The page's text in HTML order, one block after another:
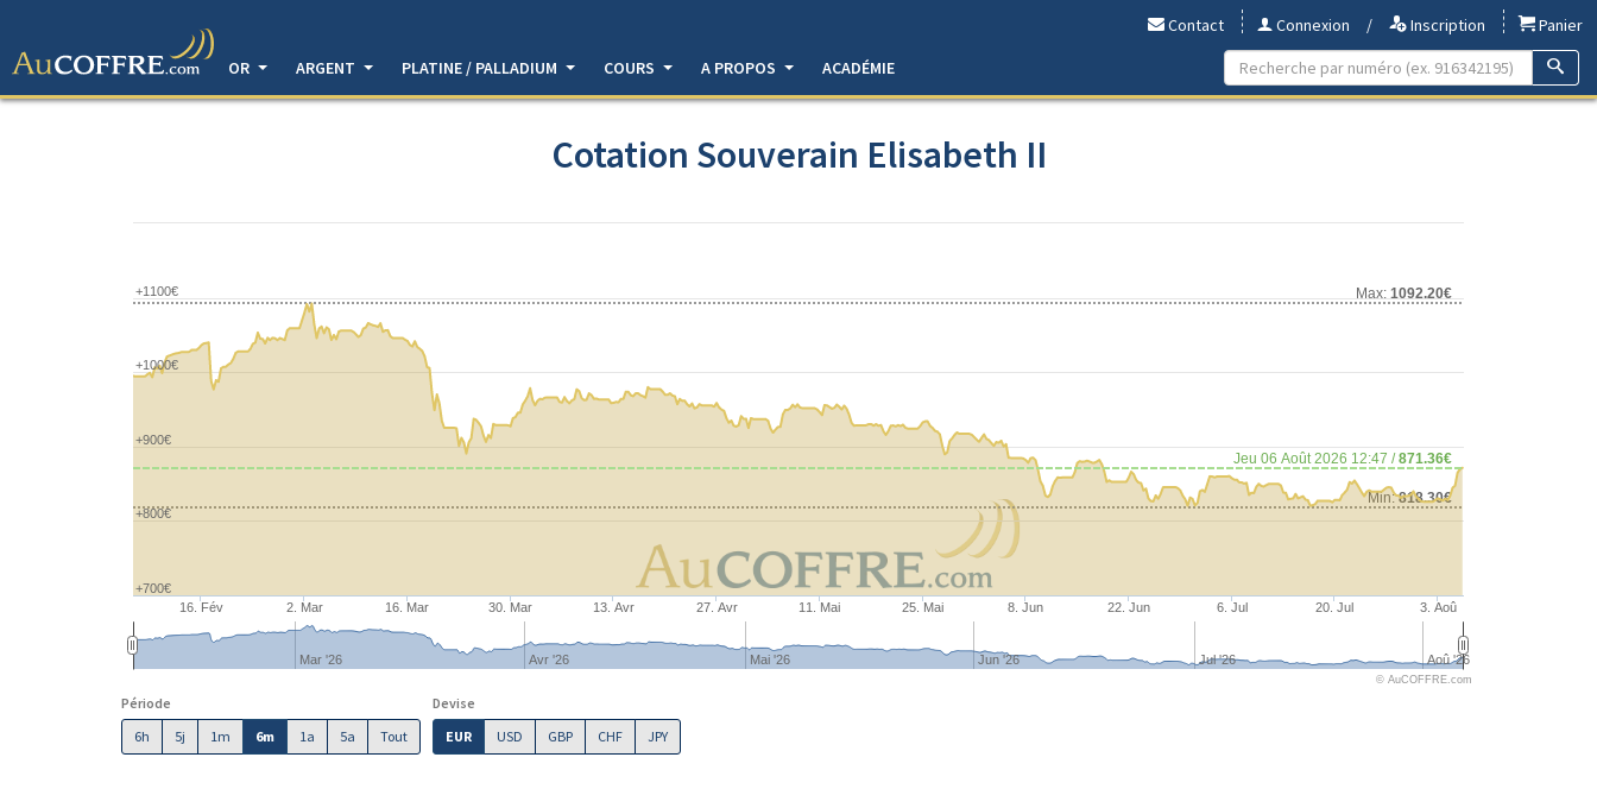
Contact Connexion / Inscription
Panier
OR
ARGENT PLATINE / PALLADIUM COURS A PROPOS ACADÉMIE
Cotation Souverain Elisabeth II
Min:818.30€
Max: 1092.20€
Jeu 06 Août 2026 12:47 /871.36€
16. Fév 2. Mar 16. Mar 30. Mar 13. Avr 27. Avr 11. Mai 25. Mai 8. Jun 22. Jun 6. Jul 20. Jul 3. Aoû
Mar '26 Avr '26 Mai '26 Jun '26 Jul '26 Aoû '26
+800€
+900€
+1000€
+1100€
+700€
© AuCOFFRE.com
Période
6h
5j 1m 6m 1a 5a Tout
Devise
EUR
USD GBP CHF JPY